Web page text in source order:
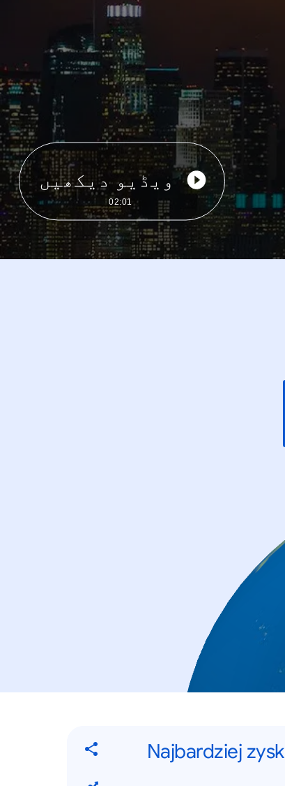
ویڈیو دیکھیں
02:01
Najbardziej